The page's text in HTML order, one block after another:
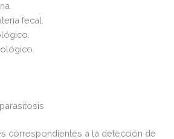
fecal.
correspondientes a la detección de